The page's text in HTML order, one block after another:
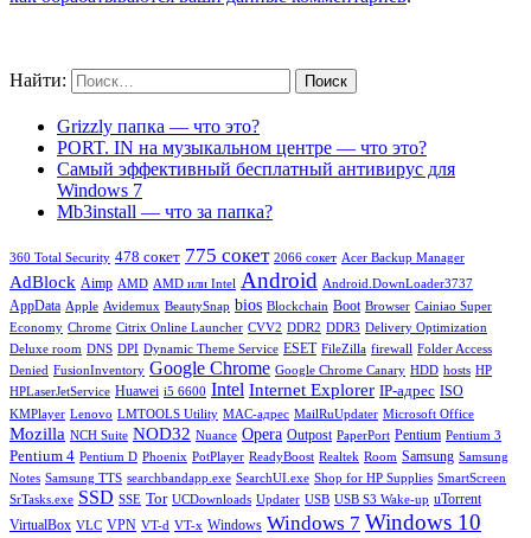
Найти:
Grizzly папка — что это?
PORT. IN на музыкальном центре — что это?
Самый эффективный бесплатный антивирус для
Windows 7
Mb3install — что за папка?
360 Total Security 478 сокет 775 сокет 2066 сокет Acer Backup Manager
AdBlock Aimp AMD AMD или Intel Android Android.DownLoader3737
AppData Apple Avidemux BeautySnap bios Blockchain Boot Browser Cainiao Super
Economy Chrome Citrix Online Launcher CVV2 DDR2 DDR3 Delivery Optimization
Deluxe room DNS DPI Dynamic Theme Service ESET FileZilla firewall Folder Access
Denied FusionInventory Google Chrome Google Chrome Canary HDD hosts HP
HPLaserJetService Huawei i5 6600 Intel Internet Explorer IP-адрес ISO
KMPlayer Lenovo LMTOOLS Utility MAC-адрес MailRuUpdater Microsoft Office
Mozilla NCH Suite NOD32 Nuance Opera Outpost PaperPort Pentium Pentium 3
Pentium 4 Pentium D Phoenix PotPlayer ReadyBoost Realtek Room Samsung Samsung
Notes Samsung TTS searchbandapp.exe SearchUI.exe Shop for HP Supplies SmartScreen
SrTasks.exe SSD SSE Tor UCDownloads Updater USB USB S3 Wake-up uTorrent
VirtualBox VLC VPN VT-d VT-x Windows Windows 7 Windows 10